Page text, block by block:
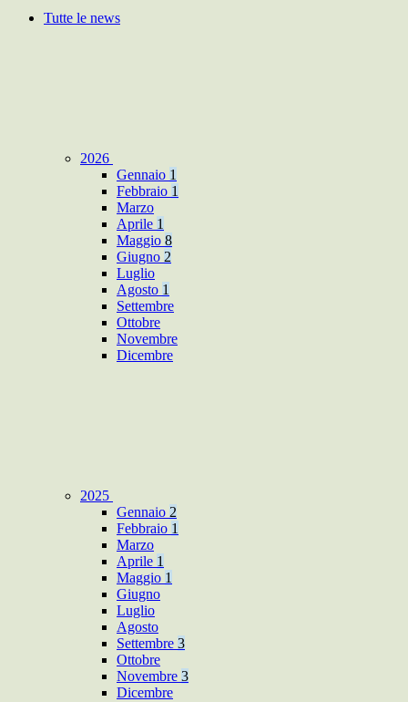
Tutte le news
2026
Gennaio 1
Febbraio 1
Marzo
Aprile 1
Maggio 8
Giugno 2
Luglio
Agosto 1
Settembre
Ottobre
Novembre
Dicembre
2025
Gennaio 2
Febbraio 1
Marzo
Aprile 1
Maggio 1
Giugno
Luglio
Agosto
Settembre 3
Ottobre
Novembre 3
Dicembre